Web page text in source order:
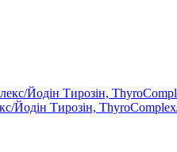
Йодін Тирозін,